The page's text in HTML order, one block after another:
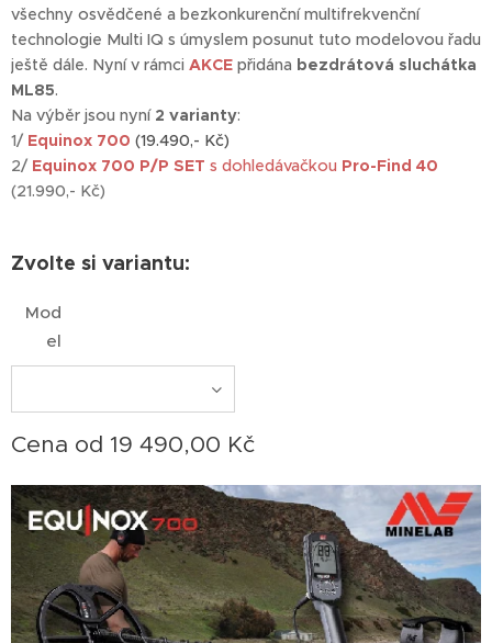
všechny osvědčené a bezkonkurenční multifrekvenční
technologie Multi IQ s úmyslem posunut tuto modelovou řadu
ještě dále. Nyní v rámci AKCE přidána bezdrátová sluchátka
ML85.
Na výběr jsou nyní 2 varianty:
1/ Equinox 700 (19.490,- Kč)
2/ Equinox 700 P/P SET s dohledávačkou Pro-Find 40
(21.990,- Kč)
Zvolte si variantu:
Mod
el
Cena od 19 490,00 Kč